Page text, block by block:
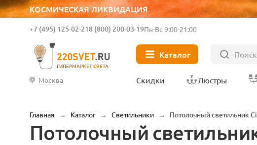
КОСМИЧЕСКАЯ ЛИКВИДАЦИЯ
ГИПЕРМАРКЕТ СВЕТА
+7 (495) 125-02-218 (800) 200-03-19Пн-Вс 9:00-21:00
Каталог
Москва Скидки Люстры
Главная → Каталог → Светильники → Потолочный светильник
Потолочный